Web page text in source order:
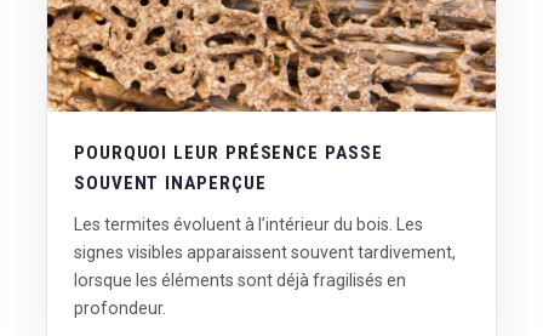
POURQUOI LEUR PRÉSENCE PASSE
SOUVENT INAPERÇUE
Les termites évoluent à l’intérieur du bois. Les
signes visibles apparaissent souvent tardivement,
lorsque les éléments sont déjà fragilisés en
profondeur.